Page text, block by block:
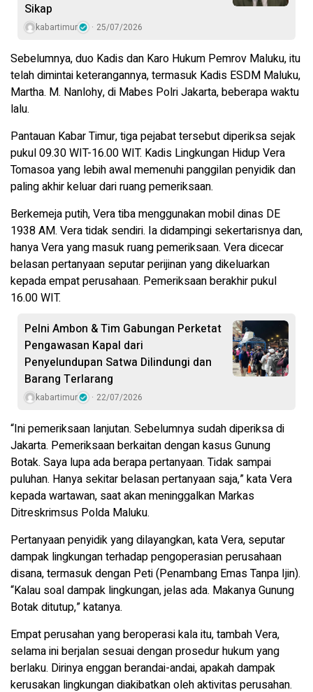
Sikap
kabartimur 25/07/2026
Sebelumnya, duo Kadis dan Karo Hukum Pemrov Maluku, itu
telah dimintai keterangannya, termasuk Kadis ESDM Maluku,
Martha. M. Nanlohy, di Mabes Polri Jakarta, beberapa waktu
lalu.
Pantauan Kabar Timur, tiga pejabat tersebut diperiksa sejak
pukul 09.30 WIT-16.00 WIT. Kadis Lingkungan Hidup Vera
Tomasoa yang lebih awal memenuhi panggilan penyidik dan
paling akhir keluar dari ruang pemeriksaan.
Berkemeja putih, Vera tiba menggunakan mobil dinas DE
1938 AM. Vera tidak sendiri. Ia didampingi sekertarisnya dan,
hanya Vera yang masuk ruang pemeriksaan. Vera dicecar
belasan pertanyaan seputar perijinan yang dikeluarkan
kepada empat perusahaan. Pemeriksaan berakhir pukul
16.00 WIT.
Pelni Ambon & Tim Gabungan Perketat
Pengawasan Kapal dari
Penyelundupan Satwa Dilindungi dan
Barang Terlarang
kabartimur 22/07/2026
“Ini pemeriksaan lanjutan. Sebelumnya sudah diperiksa di
Jakarta. Pemeriksaan berkaitan dengan kasus Gunung
Botak. Saya lupa ada berapa pertanyaan. Tidak sampai
puluhan. Hanya sekitar belasan pertanyaan saja,” kata Vera
kepada wartawan, saat akan meninggalkan Markas
Ditreskrimsus Polda Maluku.
Pertanyaan penyidik yang dilayangkan, kata Vera, seputar
dampak lingkungan terhadap pengoperasian perusahaan
disana, termasuk dengan Peti (Penambang Emas Tanpa Ijin).
“Kalau soal dampak lingkungan, jelas ada. Makanya Gunung
Botak ditutup,” katanya.
Empat perusahan yang beroperasi kala itu, tambah Vera,
selama ini berjalan sesuai dengan prosedur hukum yang
berlaku. Dirinya enggan berandai-andai, apakah dampak
kerusakan lingkungan diakibatkan oleh aktivitas perusahan.